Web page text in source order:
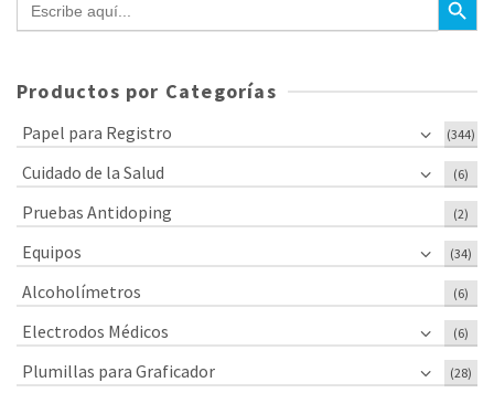
Productos por Categorías
Papel para Registro (344)
Cuidado de la Salud (6)
Pruebas Antidoping (2)
Equipos (34)
Alcoholímetros (6)
Electrodos Médicos (6)
Plumillas para Graficador (28)